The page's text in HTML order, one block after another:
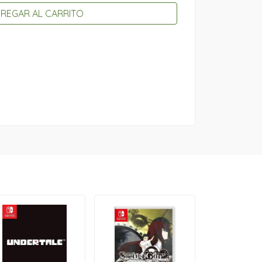
AL CARRITO